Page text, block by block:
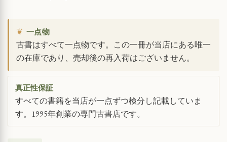
❦ 一点物
古書はすべて一点物です。この一冊が当店にある唯一
の在庫であり、売却後の再入荷はございません。
真正性保証
すべての書籍を当店が一点ずつ検分し記載していま
す。1995年創業の専門古書店です。